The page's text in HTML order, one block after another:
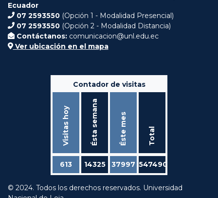
Ecuador
07 2593550 (Opción 1 - Modalidad Presencial)
07 2593550 (Opción 2 - Modalidad Distancia)
Contáctanos: comunicacion@unl.edu.ec
Ver ubicación en el mapa
Contador de visitas
Visitas hoy Ésta semana Éste mes Total
613 14325 37997 547490
© 2024. Todos los derechos reservados. Universidad